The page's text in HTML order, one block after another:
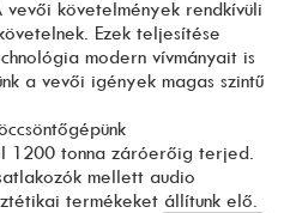
követelmények rendkívüli
Ezek teljesítése
modern vívmányait is
a vevői igények magas szintű
1200 tonna záróerőig terjed.
mellett audio
termékeket állítunk elő.